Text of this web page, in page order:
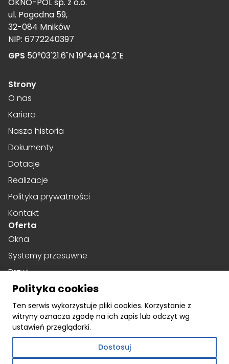
Polityka cookies
Ten serwis wykorzystuje pliki cookies. Korzystanie z
witryny oznacza zgodę na ich zapis lub odczyt wg
ustawień przeglądarki.
Dostosuj
OKNO-POL sp. z o.o.
ul. Pogodna 59,
32-084 Mników
NIP: 6772240397
GPS 50°03'21.6"N 19°44'04.2"E
Strony
O nas
Kariera
Nasza historia
Dokumenty
Dotacje
Realizacje
Polityka prywatności
Kontakt
Oferta
Okna
Systemy przesuwne
Drzwi
Drzwi harmonijkowe
Social media
Facebook
Instagram